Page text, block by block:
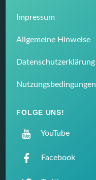
Impressum
Allgemeine Hinweise
Datenschutzerklärung
Nutzungsbedingungen
FOLGE UNS!
YouTube
Facebook